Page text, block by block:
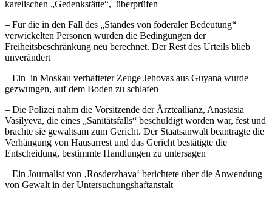
karelischen „Gedenkstätte“, überprüfen
– Für die in den Fall des „Standes von föderaler Bedeutung“
verwickelten Personen wurden die Bedingungen der
Freiheitsbeschränkung neu berechnet. Der Rest des Urteils blieb
unverändert
– Ein in Moskau verhafteter Zeuge Jehovas aus Guyana wurde
gezwungen, auf dem Boden zu schlafen
– Die Polizei nahm die Vorsitzende der Ärzteallianz, Anastasia
Vasilyeva, die eines „Sanitätsfalls“ beschuldigt worden war, fest und
brachte sie gewaltsam zum Gericht. Der Staatsanwalt beantragte die
Verhängung von Hausarrest und das Gericht bestätigte die
Entscheidung, bestimmte Handlungen zu untersagen
– Ein Journalist von ‚Rosderzhava‘ berichtete über die Anwendung
von Gewalt in der Untersuchungshaftanstalt